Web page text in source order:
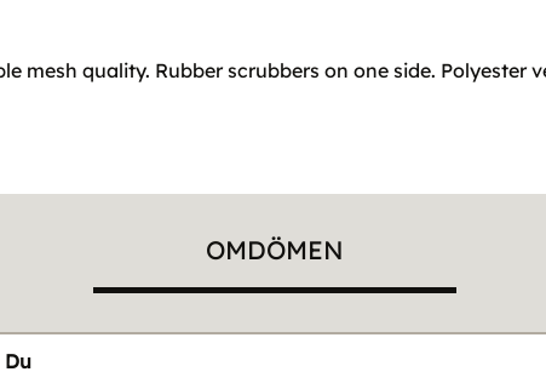
mesh quality. Rubber scrubbers on one side. Polyester
OMDÖMEN
Du